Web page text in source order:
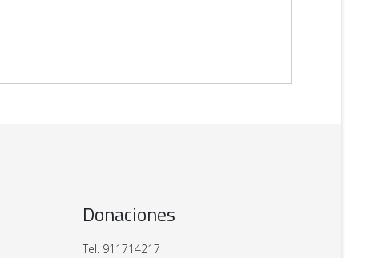
Donaciones
Tel. 911714217